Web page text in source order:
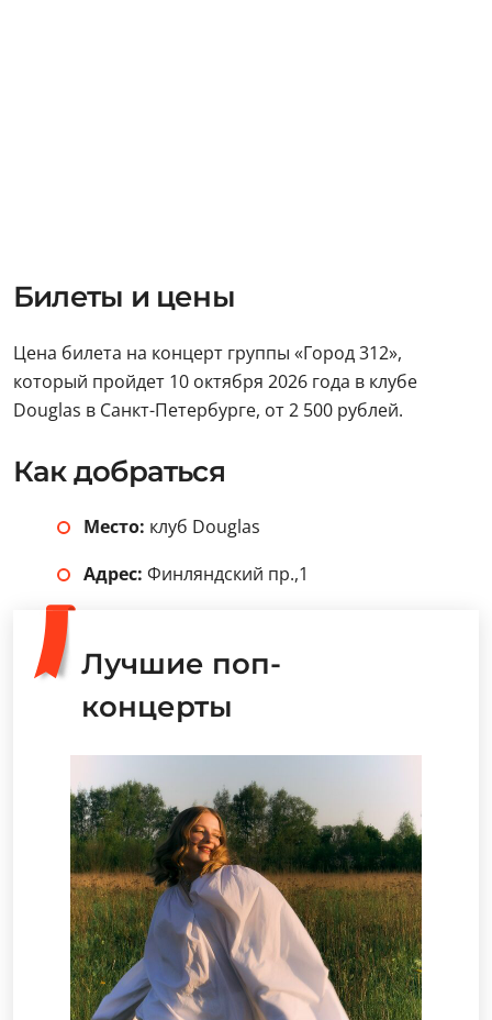
Билеты и цены
Цена билета на концерт группы «Город 312»,
который пройдет 10 октября 2026 года в клубе
Douglas в Санкт-Петербурге, от 2 500 рублей.
Как добраться
Место: клуб Douglas
Адрес: Финляндский пр.,1
Лучшие поп-
концерты